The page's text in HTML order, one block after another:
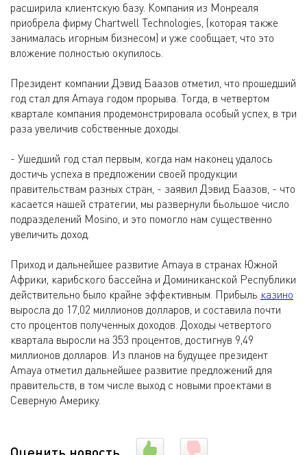
расширила клиентскую базу. Компания из Монреаля
приобрела фирму Chartwell Technologies, (которая также
занималась игорным бизнесом) и уже сообщает, что это
вложение полностью окупилось.
Президент компании Дэвид Баазов отметил, что прошедший
год стал для Amaya годом прорыва. Тогда, в четвертом
квартале компания продемонстрировала особый успех, в три
раза увеличив собственные доходы.
- Ушедший год стал первым, когда нам наконец удалось
достичь успеха в предложении своей продукции
правительствам разных стран, - заявил Дэвид Баазов, - что
касается нашей стратегии, мы развернули бьольшое число
подразделений Mosino, и это помогло нам существенно
увеличить доход.
Приход и дальнейшее развитие Amaya в странах Южной
Африки, карибского бассейна и Доминиканской Республики
действительно было крайне эффективным. Прибыль казино
выросла до 17,02 миллионов долларов, и составила почти
сто процентов полученных доходов. Доходы четвертого
квартала выросли на 353 процентов, достигнув 9,49
миллионов долларов. Из планов на будущее президент
Amaya отметил дальнейшее развитие предложений для
правительств, в том числе выход с новыми проектами в
Северную Америку.
Оценить новость